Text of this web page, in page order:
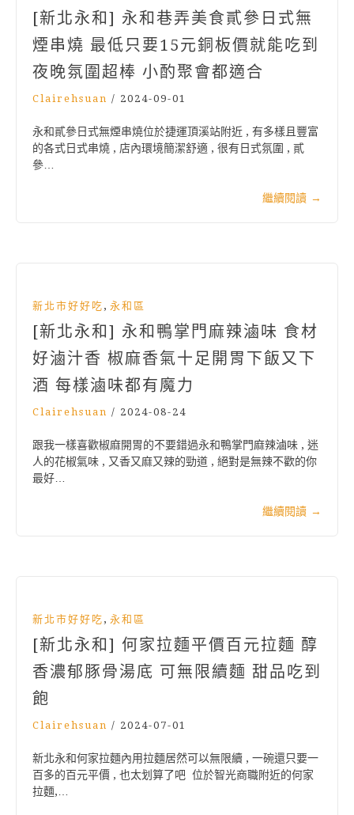
[新北永和] 永和巷弄美食貳參日式無
煙串燒 最低只要15元銅板價就能吃到
夜晚氛圍超棒 小酌聚會都適合
Clairehsuan / 2024-09-01
永和貳參日式無煙串燒位於捷運頂溪站附近 , 有多樣且豐富
的各式日式串燒 , 店內環境簡潔舒適 , 很有日式氛圍 , 貳
參…
繼續閱讀 →
新北市好好吃 , 永和區
[新北永和] 永和鴨掌門麻辣滷味 食材
好滷汁香 椒麻香氣十足開胃下飯又下
酒 每樣滷味都有魔力
Clairehsuan / 2024-08-24
跟我一樣喜歡椒麻開胃的不要錯過永和鴨掌門麻辣滷味 , 迷
人的花椒氣味 , 又香又麻又辣的勁道 , 絕對是無辣不歡的你
最好…
繼續閱讀 →
新北市好好吃 , 永和區
[新北永和] 何家拉麵平價百元拉麵 醇
香濃郁豚骨湯底 可無限續麵 甜品吃到
飽
Clairehsuan / 2024-07-01
新北永和何家拉麵內用拉麵居然可以無限續 , 一碗還只要一
百多的百元平價 , 也太划算了吧 位於智光商職附近的何家
拉麵,…